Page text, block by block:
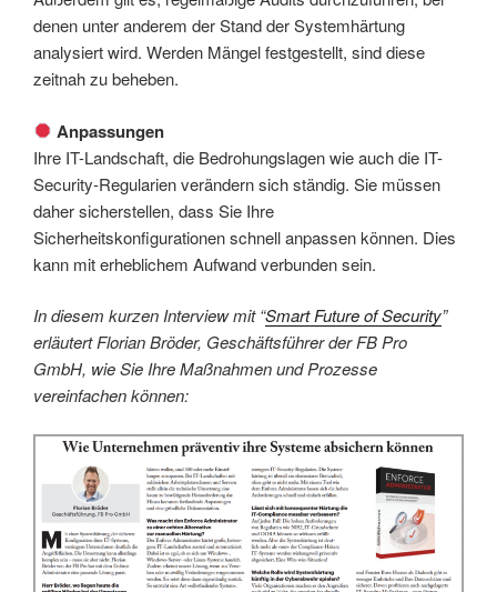
denen unter anderem der Stand der Systemhärtung
analysiert wird. Werden Mängel festgestellt, sind diese
zeitnah zu beheben.
Anpassungen
Ihre IT-Landschaft, die Bedrohungslagen wie auch die IT-
Security-Regularien verändern sich ständig. Sie müssen
daher sicherstellen, dass Sie Ihre
Sicherheitskonfigurationen schnell anpassen können. Dies
kann mit erheblichem Aufwand verbunden sein.
In diesem kurzen Interview mit “Smart Future of Security”
erläutert Florian Bröder, Geschäftsführer der FB Pro
GmbH, wie Sie Ihre Maßnahmen und Prozesse
vereinfachen können: